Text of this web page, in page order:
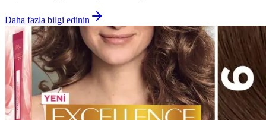
Daha fazla bilgi edinin